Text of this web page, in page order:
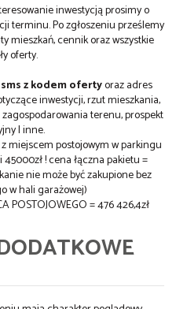
inwestycją prosimy o
terminu. Po zgłoszeniu prześlemy
mieszkań, cennik oraz wszystkie
oferty.
sms z kodem ofertyoraz adres
inwestycji, rzut mieszkania,
terenu, prospekt
I inne.
miejscem postojowym w parkingu
! cena łączna pakietu =
nie może być zakupione bez
w hali garażowej)
POSTOJOWEGO = 476 426,4zł